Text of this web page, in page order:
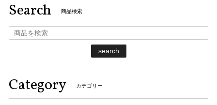
Search 商品検索
search
Category カテゴリー